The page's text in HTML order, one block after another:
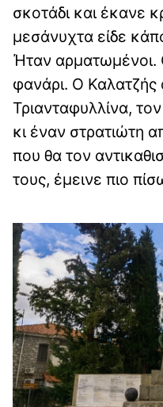
σκοτάδι και έκανε
μεσάνυχτα είδε
Ήταν αρματωμένοι.
φανάρι. Ο Καλατζής
Τριανταφυλλίνα,
κι έναν στρατιώτη
που θα τον
τους, έμεινε πιο